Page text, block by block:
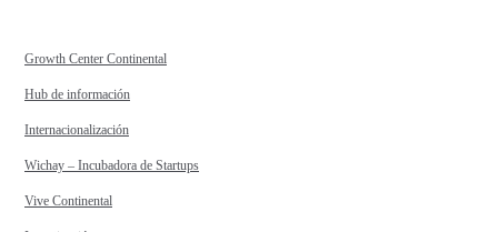
Growth Center Continental
Hub de información
Internacionalización
Wichay – Incubadora de Startups
Vive Continental